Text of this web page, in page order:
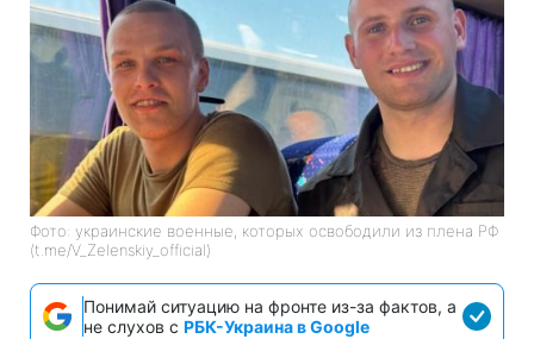
Фото: украинские военные, которых освободили из плена РФ
(t.me/V_Zelenskiy_official)
Понимай ситуацию на фронте из-за фактов, а
не слухов с РБК-Украина в Google